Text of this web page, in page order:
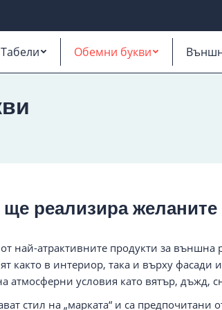
Табели Обемни букви
реализира
най-атрактивните продукти за външна
както в интериор, така и върху
атмосферни условия като вятър, дъжд,
стил на „марката“ и са предпочитани